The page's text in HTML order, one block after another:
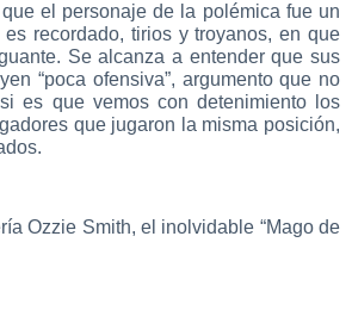
el personaje de la polémica fue un
recordado, tirios y troyanos, en que
Se alcanza a entender que sus
“poca ofensiva”, argumento que no
es que vemos con detenimiento los
que jugaron la misma posición,
Ozzie Smith, el inolvidable “Mago de